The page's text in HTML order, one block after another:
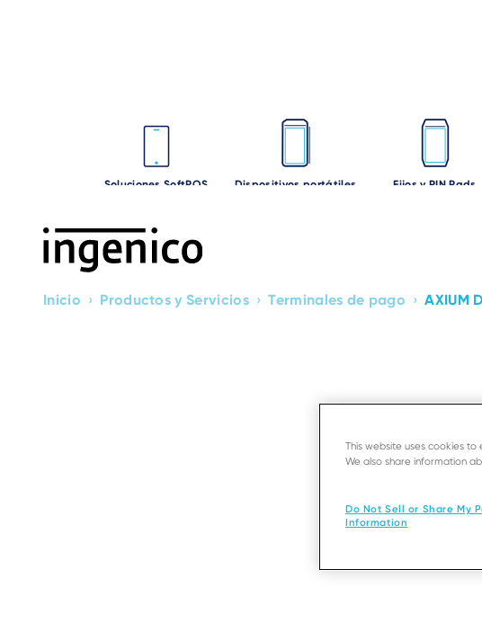
Soluciones SoftPOS Dispositivos portátiles Fijos y PIN Pads
Breadcrumb
Inicio › Productos y Servicios › Terminales de pago › AXIUM
This website uses cookies
We also share information
Do Not Sell or Share My
Information